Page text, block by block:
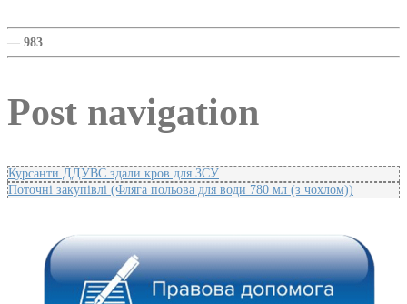
— 983
Post navigation
Курсанти ДДУВС здали кров для ЗСУ
Поточні закупівлі (Фляга польова для води 780 мл (з чохлом))